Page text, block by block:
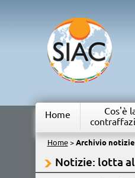
Home
Cos'è
Home> Archivio notizie
Notizie: lotta